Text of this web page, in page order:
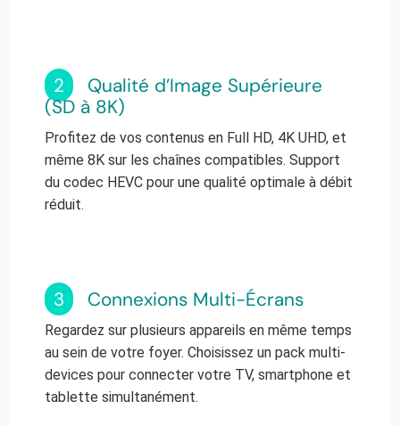
2
Qualité d’Image Supérieure
(SD à 8K)
Profitez de vos contenus en Full HD, 4K UHD, et
même 8K sur les chaînes compatibles. Support
du codec HEVC pour une qualité optimale à débit
réduit.
3 Connexions Multi-Écrans
Regardez sur plusieurs appareils en même temps
au sein de votre foyer. Choisissez un pack multi-
devices pour connecter votre TV, smartphone et
tablette simultanément.